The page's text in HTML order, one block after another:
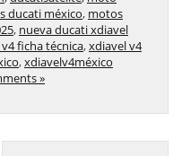
ducati méxico, motos
, nueva ducati xdiavel
ficha técnica,xdiavel v4
,xdiavelv4méxico
»